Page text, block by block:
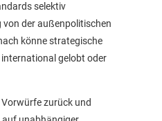
selektiv
der außenpolitischen
könne strategische
international gelobt oder
zurück und